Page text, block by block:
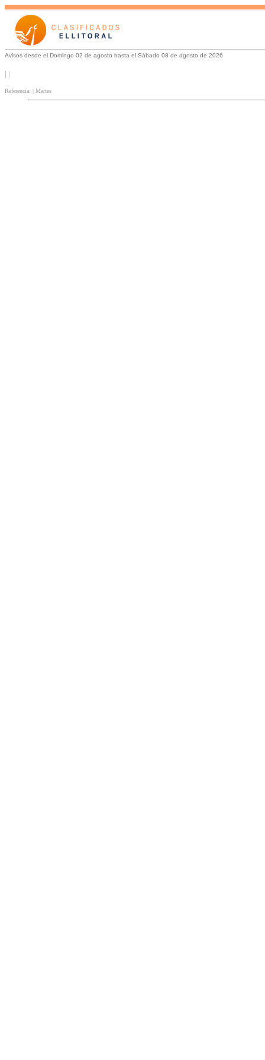
Avisos desde el Domingo 02 de agosto hasta el Sábado 08 de agosto de 2026
| |
Referencia: | Martes